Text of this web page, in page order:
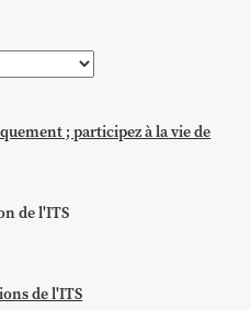
; participez à la vie de
de l'ITS
de l'ITS